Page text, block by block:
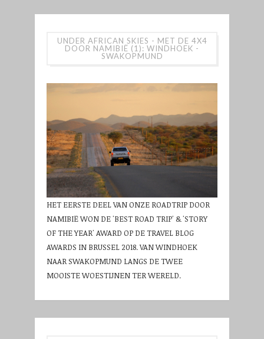
UNDER AFRICAN SKIES - MET DE 4X4
DOOR NAMIBIË (1): WINDHOEK -
SWAKOPMUND
HET EERSTE DEEL VAN ONZE ROADTRIP DOOR
NAMIBIË WON DE 'BEST ROAD TRIP' & 'STORY
OF THE YEAR' AWARD OP DE TRAVEL BLOG
AWARDS IN BRUSSEL 2018. VAN WINDHOEK
NAAR SWAKOPMUND LANGS DE TWEE
MOOISTE WOESTIJNEN TER WERELD.